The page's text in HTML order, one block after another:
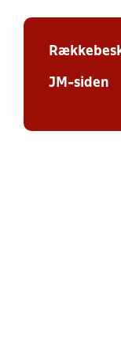
JM-siden